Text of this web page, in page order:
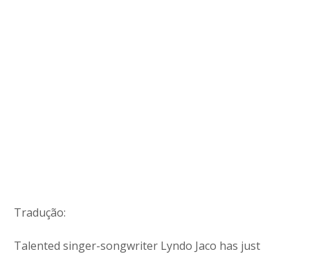
Tradução:
Talented singer-songwriter Lyndo Jaco has just